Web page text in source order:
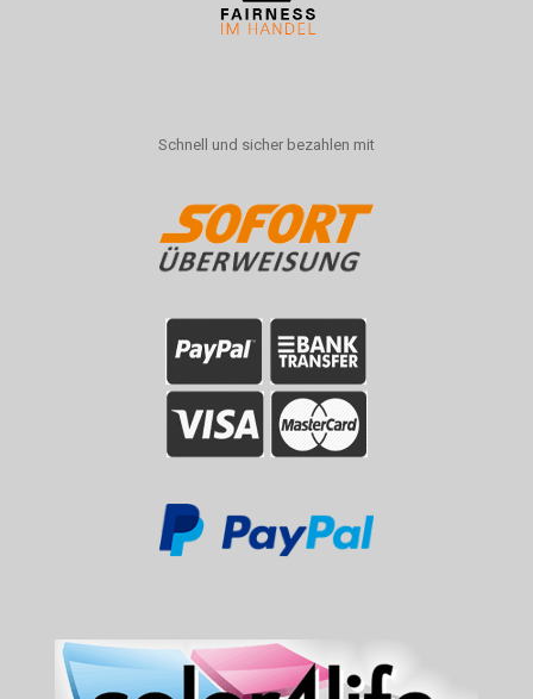
Schnell und sicher bezahlen mit